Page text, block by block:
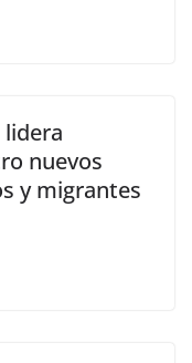
lidera
nuevos
y migrantes